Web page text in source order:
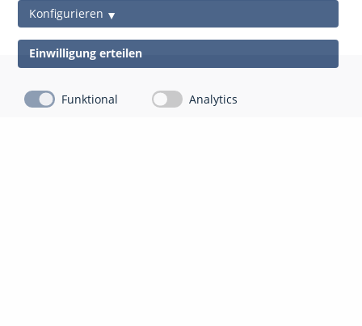
Konfigurieren
Einwilligung erteilen
Funktional Analytics